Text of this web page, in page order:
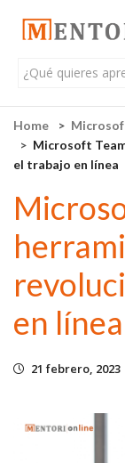
Home
Microsoft
el trabajo en línea
en línea
21 febrero, 2023